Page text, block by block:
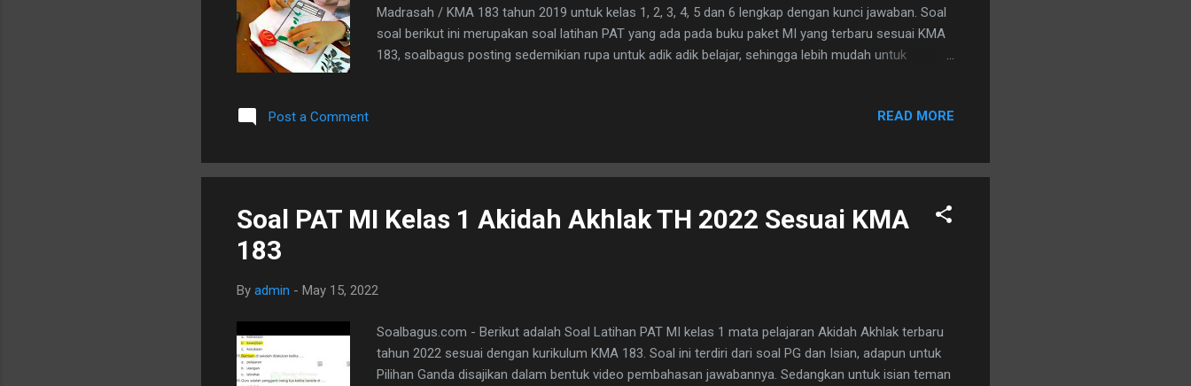
Madrasah / KMA 183 tahun 2019 untuk kelas 1, 2, 3, 4, 5 dan 6 lengkap dengan kunci jawaban. Soal
soal berikut ini merupakan soal latihan PAT yang ada pada buku paket MI yang terbaru sesuai KMA
183, soalbagus posting sedemikian rupa untuk adik adik belajar, sehingga lebih mudah untuk
tetapi disajikan dalam bentuk video pembelajaran langsung dengan pembahasan jawabannya.
membutuhkan file atau naskahnya bisa juga di dapatkan dengan cara mendownload soalnya dalam
bentuk PDF atau Words sehingga akan lebih mudah lagi dipelaj...
Post a Comment READ MORE
Soal PAT MI Kelas 1 Akidah Akhlak TH 2022 Sesuai KMA
183
By admin - May 15, 2022
Soalbagus.com - Berikut adalah Soal Latihan PAT MI kelas 1 mata pelajaran Akidah Akhlak terbaru
tahun 2022 sesuai dengan kurikulum KMA 183. Soal ini terdiri dari soal PG dan Isian, adapun untuk
Pilihan Ganda disajikan dalam bentuk video pembahasan jawabannya. Sedangkan untuk isian teman